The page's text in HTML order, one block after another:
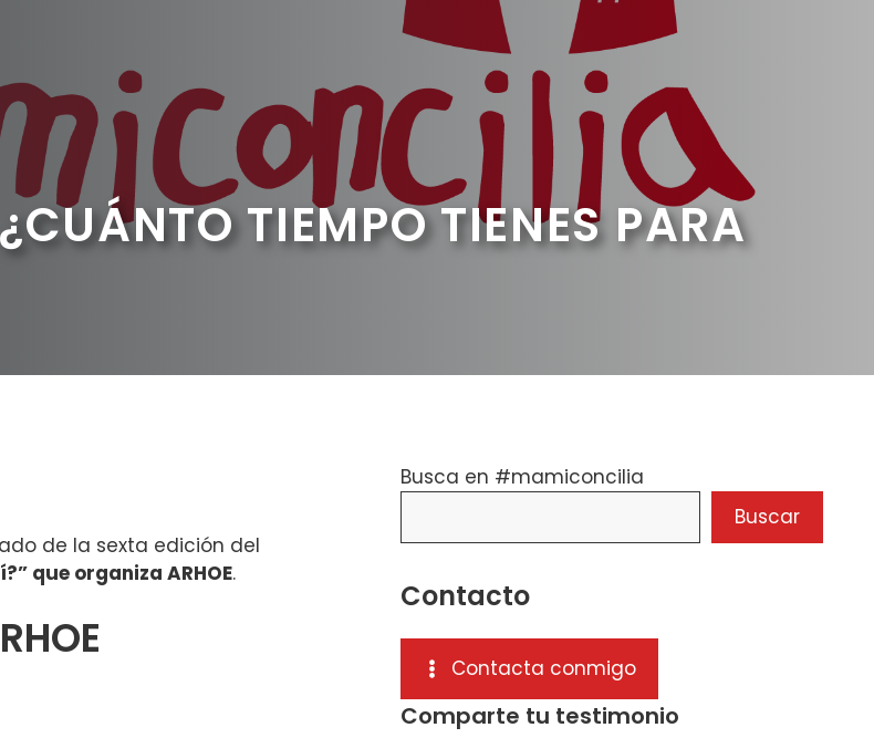
TIEMPO TIENES PARA
de la sexta edición del
que organiza ARHOE.
Busca en #mamiconcilia
Buscar
Contacto
Contacta conmigo
Comparte tu testimonio